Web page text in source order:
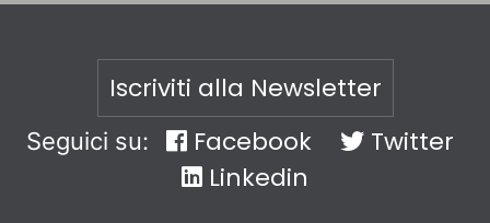
Iscriviti alla Newsletter
Seguici su: Facebook
Twitter
Linkedin